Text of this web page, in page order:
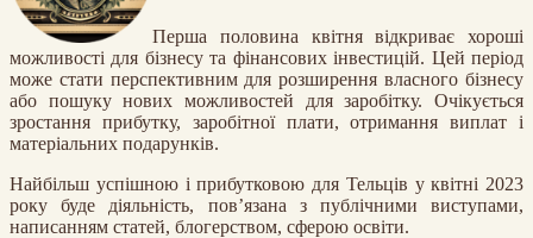
Перша половина квітня відкриває хороші
можливості для бізнесу та фінансових інвестицій. Цей період
може стати перспективним для розширення власного бізнесу
або пошуку нових можливостей для заробітку. Очікується
зростання прибутку, заробітної плати, отримання виплат і
матеріальних подарунків.
Найбільш успішною і прибутковою для Тельців у квітні 2023
року буде діяльність, пов’язана з публічними виступами,
написанням статей, блогерством, сферою освіти.